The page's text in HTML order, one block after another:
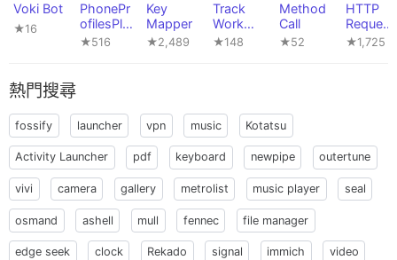
Voki Bot
★16
PhonePr
ofilesPlu
s
★516
Key
Mapper
★2,489
Track
Work
Time
★148
Method
Call
★52
HTTP
Request
Shortcut
★1,725
熱門搜尋
fossify launcher vpn music Kotatsu
Activity Launcher pdf keyboard newpipe outertune
vivi camera gallery metrolist music player seal
osmand ashell mull fennec file manager
edge seek clock Rekado signal immich video